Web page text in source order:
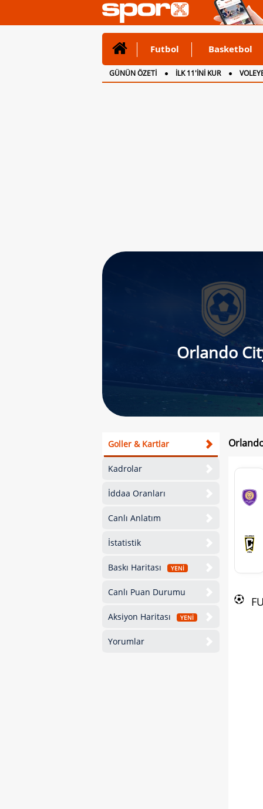
Futbol Basketbol
GÜNÜN ÖZETİ İLK 11'İNİ KUR
CANLI ANLATIM
İNGİLTERE
Orlando
Goller & Kartlar
Kadrolar
İddaa Oranları
Canlı Anlatım
İstatistik
Baskı Haritası YENİ
Canlı Puan Durumu
Aksiyon Haritası YENİ
Yorumlar